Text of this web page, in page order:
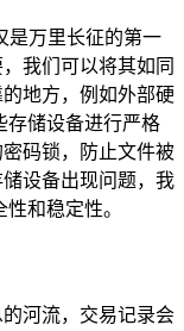
是万里长征的第一
我们可以将其如同
地方，例如外部硬
存储设备进行严格
码锁，防止文件被
设备出现问题，我
和稳定性。
河流，交易记录会